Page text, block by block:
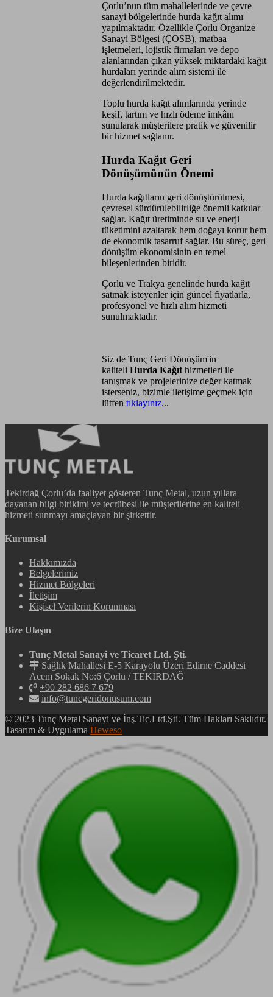
Çorlu’nun tüm mahallelerinde ve çevre
sanayi bölgelerinde hurda kağıt alımı
yapılmaktadır. Özellikle Çorlu Organize
Sanayi Bölgesi (ÇOSB), matbaa
işletmeleri, lojistik firmaları ve depo
alanlarından çıkan yüksek miktardaki kağıt
hurdaları yerinde alım sistemi ile
değerlendirilmektedir.
Toplu hurda kağıt alımlarında yerinde
keşif, tartım ve hızlı ödeme imkânı
sunularak müşterilere pratik ve güvenilir
bir hizmet sağlanır.
Hurda Kağıt Geri
Dönüşümünün Önemi
Hurda kağıtların geri dönüştürülmesi,
çevresel sürdürülebilirliğe önemli katkılar
sağlar. Kağıt üretiminde su ve enerji
tüketimini azaltarak hem doğayı korur hem
de ekonomik tasarruf sağlar. Bu süreç, geri
dönüşüm ekonomisinin en temel
bileşenlerinden biridir.
Çorlu ve Trakya genelinde hurda kağıt
satmak isteyenler için güncel fiyatlarla,
profesyonel ve hızlı alım hizmeti
sunulmaktadır.
Siz de Tunç Geri Dönüşüm'in
kaliteliHurda Kağıthizmetleri ile
tanışmak ve projelerinize değer katmak
isterseniz, bizimle iletişime geçmek için
lütfentıklayınız...
Tekirdağ Çorlu’da faaliyet gösteren Tunç Metal, uzun yıllara
dayanan bilgi birikimi ve tecrübesi ile müşterilerine en kaliteli
hizmeti sunmayı amaçlayan bir şirkettir.
Kurumsal
Hakkımızda
Belgelerimiz
Hizmet Bölgeleri
İletişim
Kişisel Verilerin Korunması
Bize Ulaşın
Tunç Metal Sanayi ve Ticaret Ltd. Şti.
Sağlık Mahallesi E-5 Karayolu Üzeri Edirne Caddesi
Acem Sokak No:6 Çorlu / TEKİRDAĞ
+90 282 686 7 679
info@tuncgeridonusum.com
© 2023 Tunç Metal Sanayi ve İnş.Tic.Ltd.Şti. Tüm Hakları Saklıdır.
Tasarım & Uygulama Heweso